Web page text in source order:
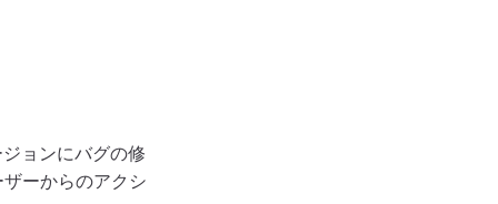
ョンにバグの修
ーからのアクシ